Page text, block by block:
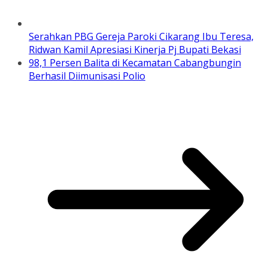
Serahkan PBG Gereja Paroki Cikarang Ibu Teresa,
Ridwan Kamil Apresiasi Kinerja Pj Bupati Bekasi
98,1 Persen Balita di Kecamatan Cabangbungin
Berhasil Diimunisasi Polio